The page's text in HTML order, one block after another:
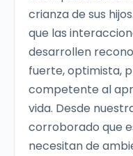
crianza de sus
que las
desarrollen
fuerte, optimista,
competente al
vida. Desde
corroborado que
necesitan de